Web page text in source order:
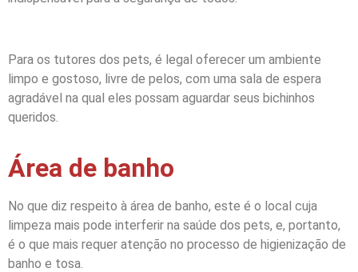
Para os tutores dos pets, é legal oferecer um ambiente
limpo e gostoso, livre de pelos, com uma sala de espera
agradável na qual eles possam aguardar seus bichinhos
queridos.
Área de banho
No que diz respeito à área de banho, este é o local cuja
limpeza mais pode interferir na saúde dos pets, e, portanto,
é o que mais requer atenção no processo de higienização de
banho e tosa.